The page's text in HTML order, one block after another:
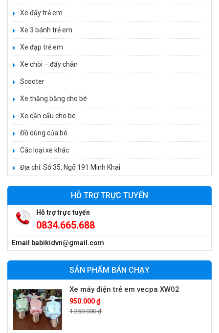
Xe đẩy trẻ em
Xe 3 bánh trẻ em
Xe đạp trẻ em
Xe chòi – đẩy chân
Scooter
Xe thăng bằng cho bé
Xe cần cẩu cho bé
Đồ dùng của bé
Các loại xe khác
Địa chỉ: Số 35, Ngõ 191 Minh Khai
HỖ TRỢ TRỰC TUYẾN
Hỗ trợ trực tuyến
0834.665.688
Email babikidvn@gmail.com
SẢN PHẨM BÁN CHẠY
Xe 3 bánh đạp trẻ em FE-188
520.000 ₫
750.000 ₫
350.000 ₫
Xe máy điện trẻ em vecpa XW02
950.000 ₫
1.250.000 ₫